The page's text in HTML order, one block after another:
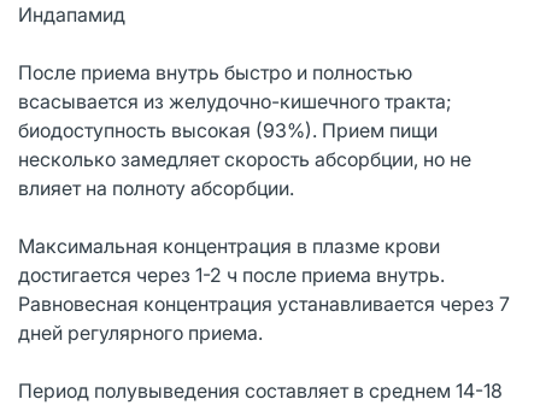
Индапамид
После приема внутрь быстро и полностью
всасывается из желудочно-кишечного тракта;
биодоступность высокая (93%). Прием пищи
несколько замедляет скорость абсорбции, но не
влияет на полноту абсорбции.
Максимальная концентрация в плазме крови
достигается через 1-2 ч после приема внутрь.
Равновесная концентрация устанавливается через 7
дней регулярного приема.
Период полувыведения составляет в среднем 14-18